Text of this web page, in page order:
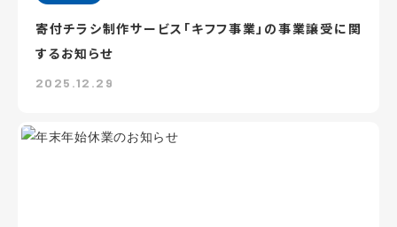
寄付チラシ制作サービス「キフフ事業」の事業譲受に関
するお知らせ
2025.12.29